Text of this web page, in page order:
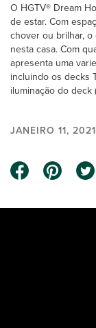
O HGTV® Dream
de estar. Com
chover ou brilhar,
nesta casa. Com
apresenta uma
incluindo os decks
iluminação do deck
JANEIRO 11, 2021